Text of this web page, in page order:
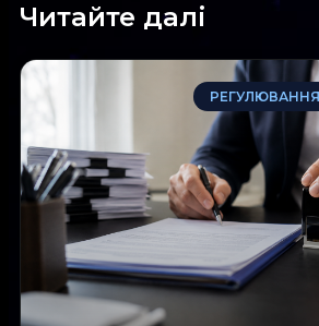
Читайте далі